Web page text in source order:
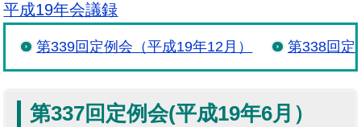
平成19年会議録
第339回定例会（平成19年12月） 第338回定
第337回定例会(平成19年6月）